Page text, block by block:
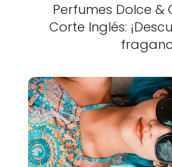
Perfumes Dolce &
Corte Inglés: